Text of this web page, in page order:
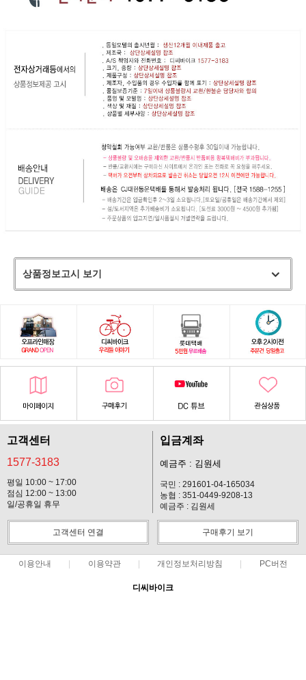
상품정보고시 보기
고객센터
1577-3183
평일 10:00 ~ 17:00
점심 12:00 ~ 13:00
일/공휴일 휴무
입금계좌
예금주 : 김원세
국민 : 291601-04-165034
농협 : 351-0449-9208-13
예금주 : 김원세
고객센터 연결 구매후기 보기
이용안내 이용약관 개인정보처리방침 PC버전
디씨바이크